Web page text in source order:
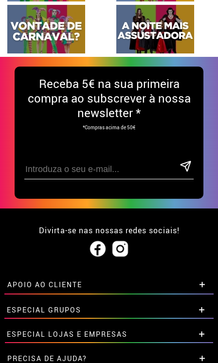
Receba 5€ na sua primeira
compra ao subscrever à nossa
newsletter *
*Compras acima de 50€
Divirta-se nas nossas redes sociais!
APOIO AO CLIENTE
• Sobre nós
• Condições de venda
• Aviso legal ePrivacidade
• Atendimento ao cliente
• Utilização de cookies
ESPECIAL GRUPOS
Descontos especiais para grupos.
Entre em contato connosco aqui
ESPECIAL LOJAS E EMPRESAS
Descontos especiais para grupos.
PRECISA DE AJUDA?